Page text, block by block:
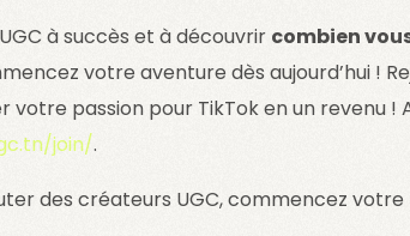
à succès et à découvrir combien
votre aventure dès aujourd’hui !
passion pour TikTok en un revenu !
join/.
des créateurs UGC, commencez